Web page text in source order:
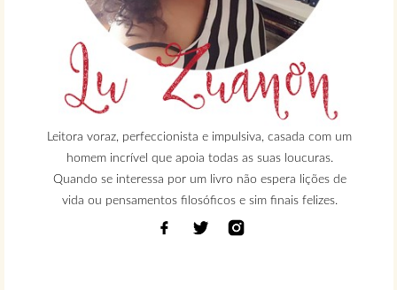
Leitora voraz, perfeccionista e impulsiva, casada com um
homem incrível que apoia todas as suas loucuras.
Quando se interessa por um livro não espera lições de
vida ou pensamentos filosóficos e sim finais felizes.